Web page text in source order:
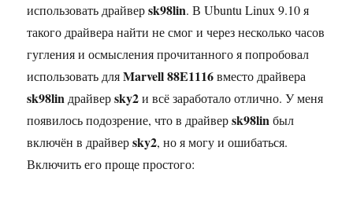
использовать драйверsk98lin. В Ubuntu Linux 9.10 я
такого драйвера найти не смог и через несколько часов
гугления и осмысления прочитанного я попробовал
использовать дляMarvell 88E1116вместо драйвера
sk98linдрайверsky2и всё заработало отлично. У меня
появилось подозрение, что в драйверsk98linбыл
включён в драйверsky2, но я могу и ошибаться.
Включить его проще простого: